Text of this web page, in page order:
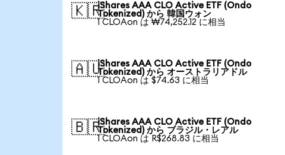
🇰🇷iShares AAA CLO Active ETF (Ondo
Tokenized) から 韓国ウォン
1 CLOAon は ₩74,252.12 に相当
🇦🇺iShares AAA CLO Active ETF (Ondo
Tokenized) から オーストラリアドル
1 CLOAon は $74.63 に相当
🇧🇷iShares AAA CLO Active ETF (Ondo
Tokenized) から ブラジル・レアル
1 CLOAon は R$268.83 に相当